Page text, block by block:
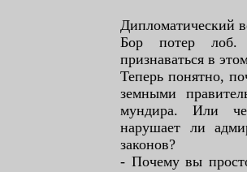
Дипломатический
Бор потер лоб.
признаваться в
Теперь понятно,
земными
мундира. Или
нарушает ли
законов?
- Почему вы